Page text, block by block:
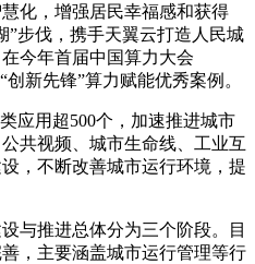
化，增强居民幸福感和获得
”步伐，携手天翼云打造人民城
今年首届中国算力大会
创新先锋”算力赋能优秀案例。
应用超500个，加速推进城市
共视频、城市生命线、工业互
，不断改善城市运行环境，提
与推进总体分为三个阶段。目
，主要涵盖城市运行管理等行